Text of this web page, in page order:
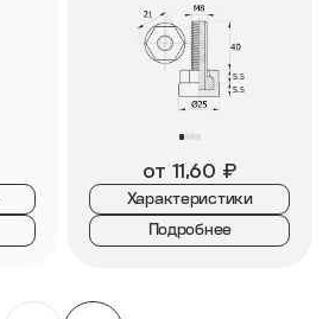
от 11,60 ₽
Характеристики
Подробнее